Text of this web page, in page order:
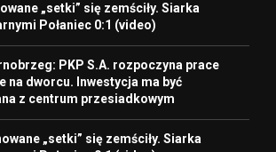
„setki” się zemściły. Siarka
Połaniec 0:1 (video)
PKP S.A. rozpoczyna prace
na dworcu. Inwestycja ma być
z centrum przesiadkowym
„setki” się zemściły. Siarka